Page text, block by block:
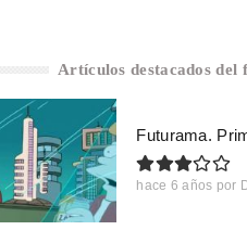
Artículos destacados del
Futurama.
hace 6 años por